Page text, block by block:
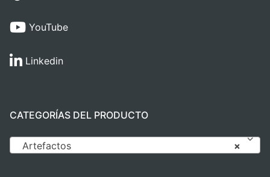
YouTube
Linkedin
CATEGORÍAS DEL PRODUCTO
×
Artefactos